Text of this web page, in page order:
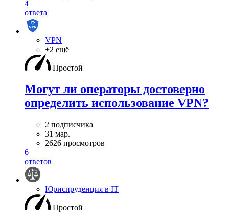
4
ответа
VPN
+2 ещё
Простой
Могут ли операторы достоверно
определить использование VPN?
2 подписчика
31 мар.
2626 просмотров
6
ответов
Юриспруденция в IT
Простой